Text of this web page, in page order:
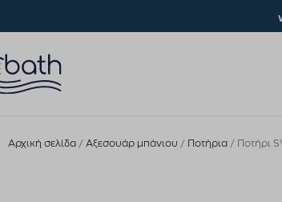
Αρχική σελίδα Αξεσουάρ μπάνιου Ποτήρια Ποτήρι